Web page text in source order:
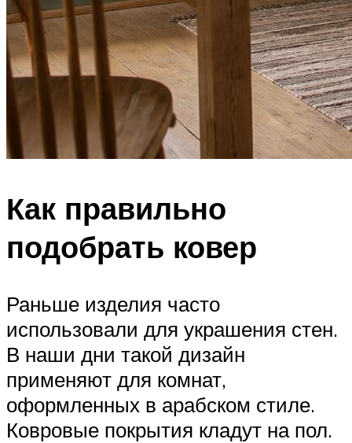
Как правильно
подобрать ковер
Раньше изделия часто
использовали для украшения стен.
В наши дни такой дизайн
применяют для комнат,
оформленных в арабском стиле.
Ковровые покрытия кладут на пол.